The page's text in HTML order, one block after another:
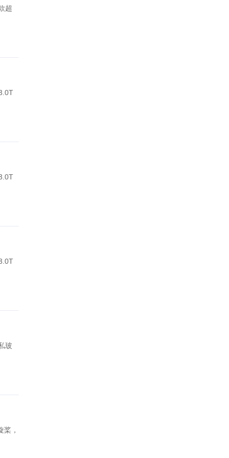
超
玻
，